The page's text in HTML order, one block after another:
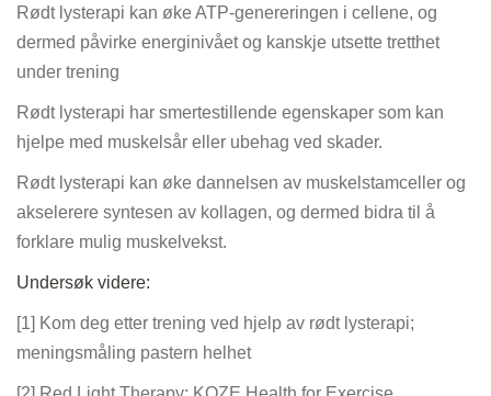
Rødt lysterapi kan øke ATP-genereringen i cellene, og
dermed påvirke energinivået og kanskje utsette tretthet
under trening
Rødt lysterapi har smertestillende egenskaper som kan
hjelpe med muskelsår eller ubehag ved skader.
Rødt lysterapi kan øke dannelsen av muskelstamceller og
akselerere syntesen av kollagen, og dermed bidra til å
forklare mulig muskelvekst.
Undersøk videre:
[1] Kom deg etter trening ved hjelp av rødt lysterapi;
meningsmåling pastern helhet